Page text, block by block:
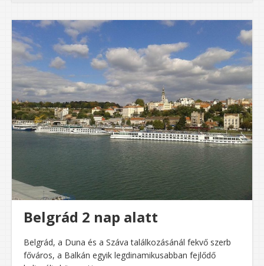
Belgrád 2 nap alatt
Belgrád, a Duna és a Száva találkozásánál fekvő szerb
főváros, a Balkán egyik legdinamikusabban fejlődő